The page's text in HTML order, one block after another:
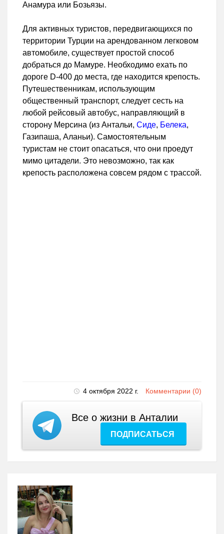
Анамура или Бозьязы.
Для активных туристов, передвигающихся по
территории Турции на арендованном легковом
автомобиле, существует простой способ
добраться до Мамуре. Необходимо ехать по
дороге D-400 до места, где находится крепость.
Путешественникам, использующим
общественный транспорт, следует сесть на
любой рейсовый автобус, направляющий в
сторону Мерсина (из Антальи, Сиде, Белека,
Газипаша, Аланьи). Самостоятельным
туристам не стоит опасаться, что они проедут
мимо цитадели. Это невозможно, так как
крепость расположена совсем рядом с трассой.
4 октября 2022 г. Комментарии (0)
Все о жизни в Анталии
ПОДПИСАТЬСЯ